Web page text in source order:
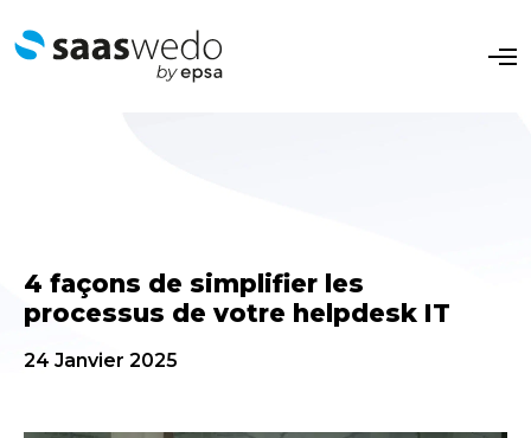
O
4 façons de simplifier les
processus de votre helpdesk IT
24 Janvier 2025